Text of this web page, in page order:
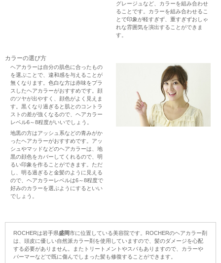
グレージュなど、カラーを組み合わせ
ることです。カラーを組み合わせるこ
とで印象が軽すぎず、重すぎずおしゃ
れな雰囲気を演出することができま
す。
カラーの選び方
ヘアカラーは自分の肌色に合ったもの
を選ぶことで、違和感を与えることが
無くなります。色白な方は赤味をプラ
スしたヘアカラーがおすすめです。顔
のツヤが出やすく、顔色がよく見えま
す。黒くなり過ぎると肌とのコントラ
ストの差が強くなるので、ヘアカラー
レベル6～8程度がいいでしょう。
地黒の方はアッシュ系などの青みがか
ったヘアカラーがおすすめです。アッ
シュやマッドなどのヘアカラーは、地
黒の顔色をカバーしてくれるので、明
るい印象を作ることができます。ただ
し、明る過ぎると金髪のように見える
ので、ヘアカラーレベルは6～8程度で
好みのカラーを選ぶようにするといい
でしょう。
ROCHERは岩手県盛岡市に位置している美容院です。ROCHERのヘアカラー剤
は、頭皮に優しい自然派カラー剤を使用していますので、髪のダメージを心配
する必要がありません。またトリートメントやスパもありますので、カラーや
パーマーなどで既に傷んでしまった髪も修復することができます。